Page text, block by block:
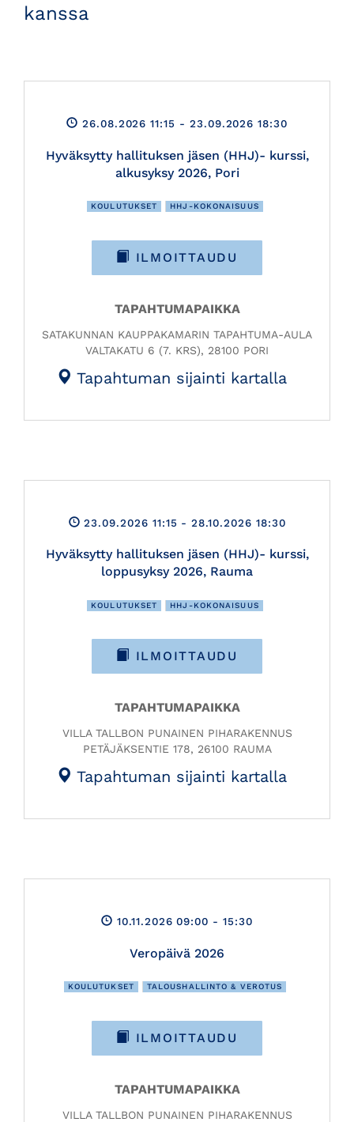
kanssa
26.08.2026 11:15 - 23.09.2026 18:30
Hyväksytty hallituksen jäsen (HHJ)- kurssi,
alkusyksy 2026, Pori
KOULUTUKSET HHJ-KOKONAISUUS
ILMOITTAUDU
TAPAHTUMAPAIKKA
SATAKUNNAN KAUPPAKAMARIN TAPAHTUMA-AULA
VALTAKATU 6 (7. KRS), 28100 PORI
Tapahtuman sijainti kartalla
23.09.2026 11:15 - 28.10.2026 18:30
Hyväksytty hallituksen jäsen (HHJ)- kurssi,
loppusyksy 2026, Rauma
KOULUTUKSET HHJ-KOKONAISUUS
ILMOITTAUDU
TAPAHTUMAPAIKKA
VILLA TALLBON PUNAINEN PIHARAKENNUS
PETÄJÄKSENTIE 178, 26100 RAUMA
Tapahtuman sijainti kartalla
10.11.2026 09:00 - 15:30
Veropäivä 2026
KOULUTUKSET TALOUSHALLINTO & VEROTUS
ILMOITTAUDU
TAPAHTUMAPAIKKA
VILLA TALLBON PUNAINEN PIHARAKENNUS